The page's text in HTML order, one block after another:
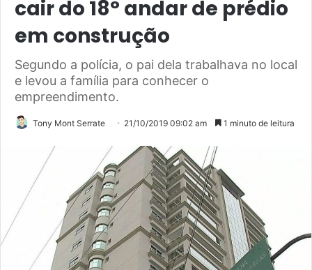
cair do 18° andar de prédio
em construção
Segundo a polícia, o pai dela trabalhava no local
e levou a família para conhecer o
empreendimento.
Tony Mont Serrate 21/10/2019 09:02 am 1 minuto de leitura